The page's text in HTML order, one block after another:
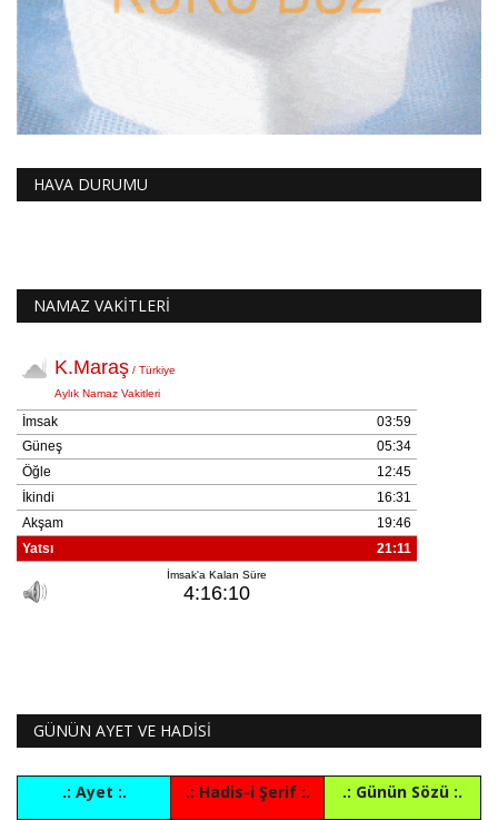
HAVA DURUMU
NAMAZ VAKİTLERİ
GÜNÜN AYET VE HADİSİ
.: Ayet :. .: Hadis-i Şerif :.
.: Günün Sözü :.